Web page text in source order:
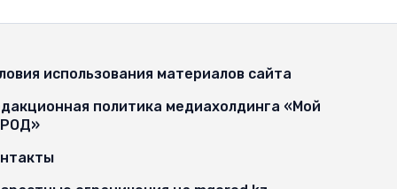
использования материалов сайта
политика медиахолдинга «Мой